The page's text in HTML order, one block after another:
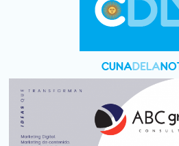
Vacaciones de invierno con más
turístico: 4,6 millones de personas
Fuerte caída de la venta de autos